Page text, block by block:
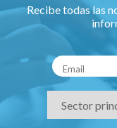
Recibe todas las